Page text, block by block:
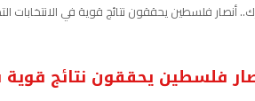
أنصار فلسطين يحققون نتائج قوية في الانتخابات
فلسطين يحققون نتائج قوية